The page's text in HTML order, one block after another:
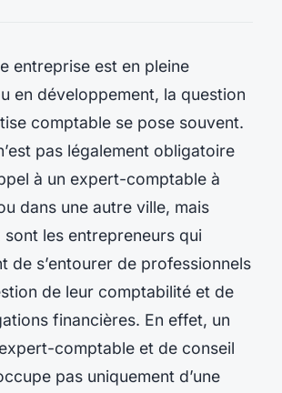
entreprise est en pleine
en développement, la question
comptable se pose souvent.
pas légalement obligatoire
à un expert-comptable à
dans une autre ville, mais
sont les entrepreneurs qui
de s’entourer de professionnels
de leur comptabilité et de
financières. En effet, un
comptable et de conseil
pas uniquement d’une